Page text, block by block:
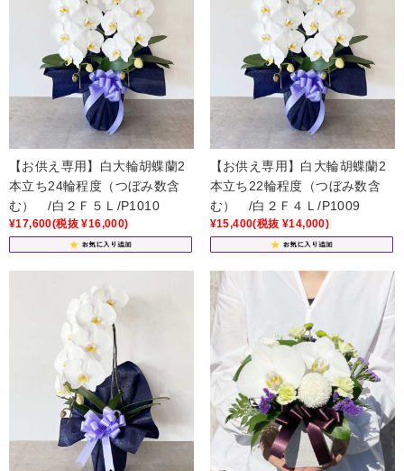
【お供え専用】白大輪胡蝶蘭2
本立ち24輪程度（つぼみ数含
む） /白２Ｆ５Ｌ/P1010
¥17,600(税抜 ¥16,000)
【お供え専用】白大輪胡蝶蘭2
本立ち22輪程度（つぼみ数含
む） /白２Ｆ４Ｌ/P1009
¥15,400(税抜 ¥14,000)